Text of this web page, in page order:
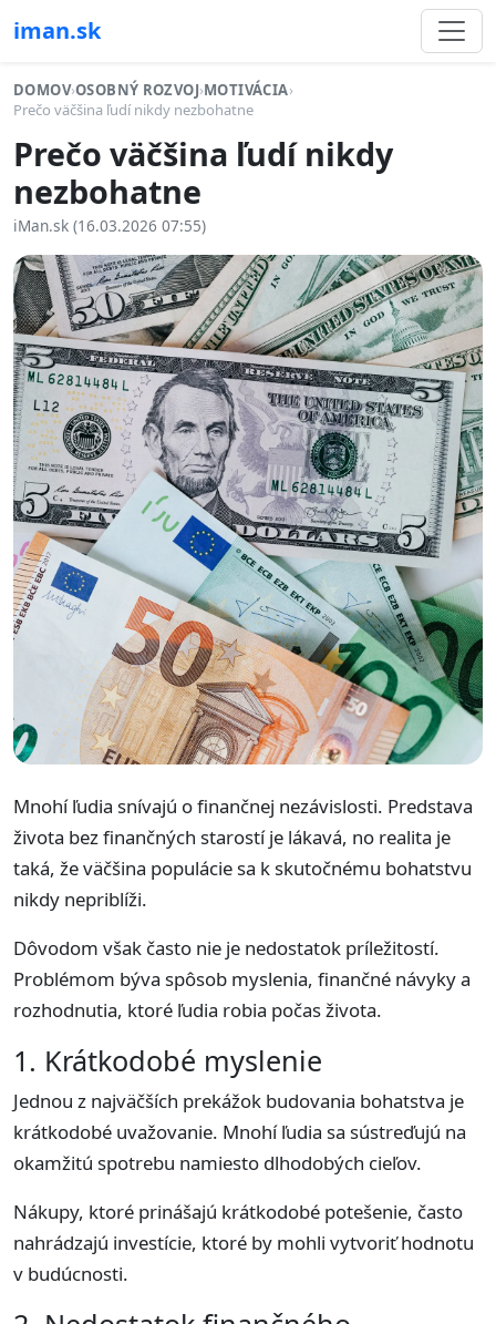
iman.sk
DOMOV›OSOBNÝ ROZVOJ›MOTIVÁCIA›
Prečo väčšina ľudí nikdy nezbohatne
Prečo väčšina ľudí nikdy
nezbohatne
iMan.sk (16.03.2026 07:55)
Mnohí ľudia snívajú o finančnej nezávislosti. Predstava
života bez finančných starostí je lákavá, no realita je
taká, že väčšina populácie sa k skutočnému bohatstvu
nikdy nepriblíži.
Dôvodom však často nie je nedostatok príležitostí.
Problémom býva spôsob myslenia, finančné návyky a
rozhodnutia, ktoré ľudia robia počas života.
1. Krátkodobé myslenie
Jednou z najväčších prekážok budovania bohatstva je
krátkodobé uvažovanie. Mnohí ľudia sa sústreďujú na
okamžitú spotrebu namiesto dlhodobých cieľov.
Nákupy, ktoré prinášajú krátkodobé potešenie, často
nahrádzajú investície, ktoré by mohli vytvoriť hodnotu
v budúcnosti.